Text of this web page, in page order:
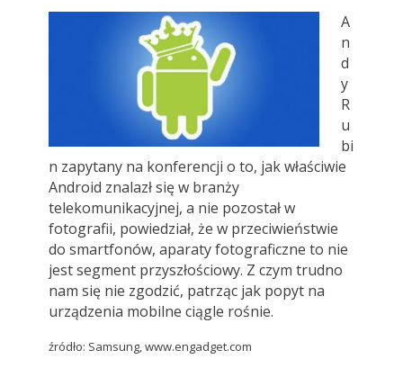
A
n
d
y
R
u
bi
n zapytany na konferencji o to, jak właściwie
Android znalazł się w branży
telekomunikacyjnej, a nie pozostał w
fotografii, powiedział, że w przeciwieństwie
do smartfonów, aparaty fotograficzne to nie
jest segment przyszłościowy. Z czym trudno
nam się nie zgodzić, patrząc jak popyt na
urządzenia mobilne ciągle rośnie.
źródło: Samsung,www.engadget.com